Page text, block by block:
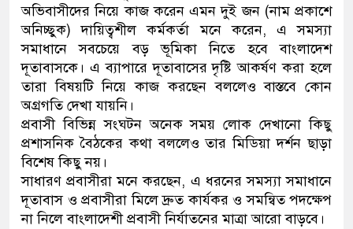
অভিবাসীদের নিয়ে কাজ করেন এমন দুই জন (নাম প্রকাশে
অনিচ্ছুক) দায়িত্বশীল কর্মকর্তা মনে করেন, এ সমস্যা
সমাধানে সবচেয়ে বড় ভূমিকা নিতে হবে বাংলাদেশ
দূতাবাসকে। এ ব্যাপারে দূতাবাসের দৃষ্টি আকর্ষণ করা হলে
তারা বিষয়টি নিয়ে কাজ করছেন বললেও বাস্তবে কোন
অগ্রগতি দেখা যায়নি।
প্রবাসী বিভিন্ন সংঘটন অনেক সময় লোক দেখানো কিছু
প্রশাসনিক বৈঠকের কথা বললেও তার মিডিয়া দর্শন ছাড়া
বিশেষ কিছু নয়।
সাধারণ প্রবাসীরা মনে করছেন, এ ধরনের সমস্যা সমাধানে
দূতাবাস ও প্রবাসীরা মিলে দ্রুত কার্যকর ও সমন্বিত পদক্ষেপ
না নিলে বাংলাদেশী প্রবাসী নির্যাতনের মাত্রা আরো বাড়বে।